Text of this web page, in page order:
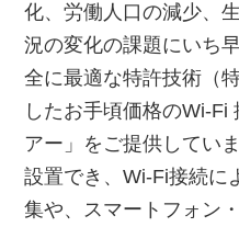
化、労働人口の減少、
況の変化の課題にいち
全に最適な特許技術（
したお手頃価格のWi-Fi
アー」をご提供してい
設置でき、Wi-Fi接続に
集や、スマートフォン